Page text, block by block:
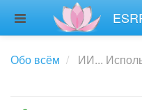
Обо всём ИИ...